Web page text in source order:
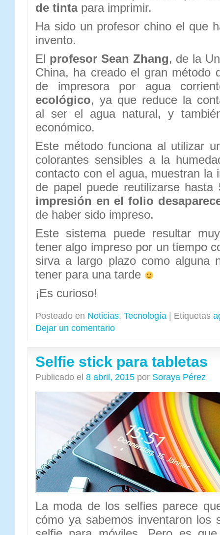
de tintapara imprimir.
Ha sido un profesor chino el que
invento.
El profesor Sean Zhang, de la
China, ha creado el gran método
de impresora por agua
ecológico, ya que reduce la
al ser el agua natural, y
económico.
Este método funciona al utilizar
colorantes sensibles a la
contacto con el agua, muestran la
de papel puede reutilizarse
impresión en el folio
de haber sido impreso.
Este sistema puede resultar
tener algo impreso por un tiempo
sirva a largo plazo como alguna
tener para una tarde
¡Es curioso!
Posteado en Noticias, Tecnología Etiquetas
Dejar un comentario
Selfie stick para tabletas
Publicado el 8 abril, 2015 por Soraya Pérez
La moda de los selfies parece
cómo ya sabemos inventaron los